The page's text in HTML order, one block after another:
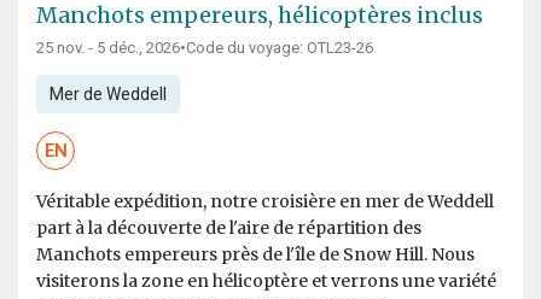
Manchots empereurs, hélicoptères inclus
25 nov. - 5 déc., 2026•Code du voyage: OTL23-26
Mer de Weddell
EN
Véritable expédition, notre croisière en mer de Weddell
part à la découverte de l'aire de répartition des
Manchots empereurs près de l'île de Snow Hill. Nous
visiterons la zone en hélicoptère et verrons une variété